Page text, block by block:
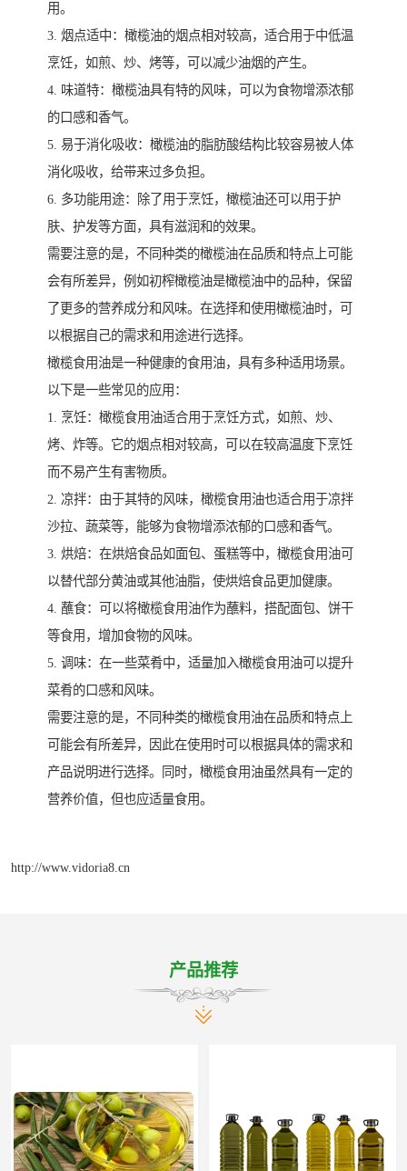
用。
3. 烟点适中：橄榄油的烟点相对较高，适合用于中低温
烹饪，如煎、炒、烤等，可以减少油烟的产生。
4. 味道特：橄榄油具有特的风味，可以为食物增添浓郁
的口感和香气。
5. 易于消化吸收：橄榄油的脂肪酸结构比较容易被人体
消化吸收，给带来过多负担。
6. 多功能用途：除了用于烹饪，橄榄油还可以用于护
肤、护发等方面，具有滋润和的效果。
需要注意的是，不同种类的橄榄油在品质和特点上可能
会有所差异，例如初榨橄榄油是橄榄油中的品种，保留
了更多的营养成分和风味。在选择和使用橄榄油时，可
以根据自己的需求和用途进行选择。
橄榄食用油是一种健康的食用油，具有多种适用场景。
以下是一些常见的应用：
1. 烹饪：橄榄食用油适合用于烹饪方式，如煎、炒、
烤、炸等。它的烟点相对较高，可以在较高温度下烹饪
而不易产生有害物质。
2. 凉拌：由于其特的风味，橄榄食用油也适合用于凉拌
沙拉、蔬菜等，能够为食物增添浓郁的口感和香气。
3. 烘焙：在烘焙食品如面包、蛋糕等中，橄榄食用油可
以替代部分黄油或其他油脂，使烘焙食品更加健康。
4. 蘸食：可以将橄榄食用油作为蘸料，搭配面包、饼干
等食用，增加食物的风味。
5. 调味：在一些菜肴中，适量加入橄榄食用油可以提升
菜肴的口感和风味。
需要注意的是，不同种类的橄榄食用油在品质和特点上
可能会有所差异，因此在使用时可以根据具体的需求和
产品说明进行选择。同时，橄榄食用油虽然具有一定的
营养价值，但也应适量食用。
http://www.vidoria8.cn
产品推荐